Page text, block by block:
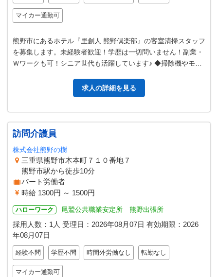
マイカー通勤可
熊野市にあるホテル『里創人 熊野倶楽部』の客室清掃スタッフ
を募集します。未経験者歓迎！学歴は一切問いません！副業・
Ｗワークも可！シニア世代も活躍しています♪ ◆掃除機やモッ
求人の詳細を見る
訪問介護員
株式会社熊野の樹
三重県熊野市木本町７１０番地７
熊野市駅から徒歩10分
パート労働者
時給 1300円 ～ 1500円
ハローワーク 尾鷲公共職業安定所 熊野出張所
採用人数：1人 受理日： 2026年08月07日 有効期限： 2026
年08月07日
経験不問 学歴不問 時間外労働なし 転勤なし
マイカー通勤可